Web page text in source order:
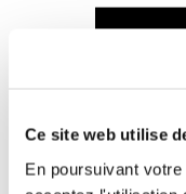
Ce site web utilise
En poursuivant